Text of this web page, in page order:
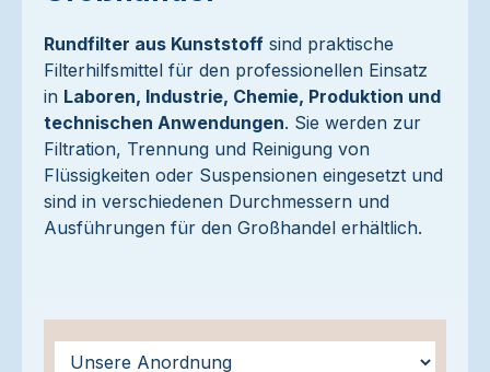
Rundfilter aus Kunststoff sind praktische
Filterhilfsmittel für den professionellen Einsatz
in Laboren, Industrie, Chemie, Produktion und
technischen Anwendungen. Sie werden zur
Filtration, Trennung und Reinigung von
Flüssigkeiten oder Suspensionen eingesetzt und
sind in verschiedenen Durchmessern und
Ausführungen für den Großhandel erhältlich.